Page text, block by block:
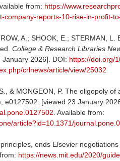
from: https://
company-reports-10-rise-in-profit-
A.; SHOOK, E.; STERMAN,
College & Research Libraries
2026]. DOI: https://doi.org/
crlnews/article/view/25032
& MONGEON, P. The oligopoly
e0127502. [viewed 23 January
. Available from:
article?id=10.1371/
ends Elsevier
https://news.mit.edu/2020/